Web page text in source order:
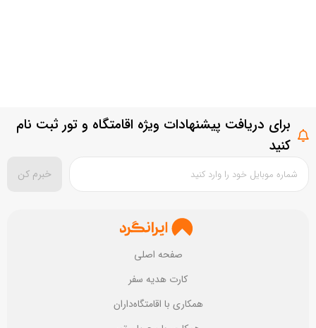
برای دریافت پیشنهادات ویژه اقامتگاه و تور ثبت نام
کنید
خبرم کن
همکاری با اقامتگاه‌داران
کارت هدیه سفر
صفحه اصلی